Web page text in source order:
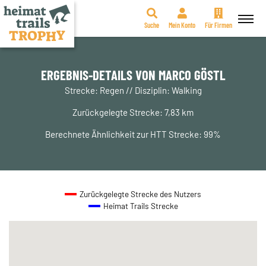
Zum
Suche Mein Konto Für Firmen
ERGEBNIS-DETAILS VON MARCO GÖSTL
Strecke: Regen // Disziplin: Walking
Zurückgelegte Strecke: 7,83 km
Berechnete Ähnlichkeit zur HTT Strecke: 99%
Zurückgelegte Strecke des Nutzers
Heimat Trails Strecke